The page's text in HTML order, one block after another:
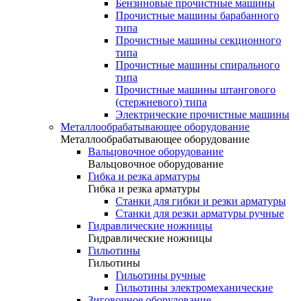
Бензиновые прочистные машины
Прочистные машины барабанного
типа
Прочистные машины секционного
типа
Прочистные машины спирального
типа
Прочистные машины штангового
(стержневого) типа
Электрические прочистные машины
Металлообрабатывающее оборудование
Металлообрабатывающее оборудование
Вальцовочное оборудование
Вальцовочное оборудование
Гибка и резка арматуры
Гибка и резка арматуры
Станки для гибки и резки арматуры
Станки для резки арматуры ручные
Гидравлические ножницы
Гидравлические ножницы
Гильотины
Гильотины
Гильотины ручные
Гильотины электромеханические